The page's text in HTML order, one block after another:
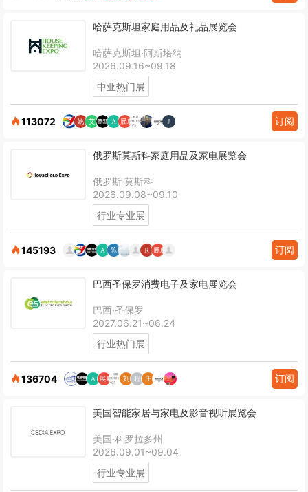
哈萨克斯坦家庭用品及礼品展览会
哈萨克斯坦·阿斯塔纳
2026.09.16~09.18
中亚热门展
113072 订阅
俄罗斯莫斯科家庭用品及家电展览会
俄罗斯·莫斯科
2026.09.08~09.10
行业专业展
145193 订阅
巴西圣保罗消费电子及家电展览会
巴西·圣保罗
2027.06.21~06.24
行业热门展
136704 订阅
美国智能家居与家电及影音视听展览会
美国·科罗拉多州
2026.09.01~09.04
行业专业展